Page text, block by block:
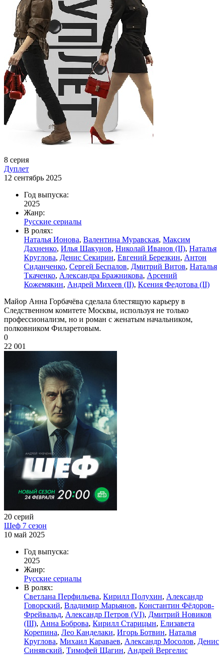
8 серия
Дуплет
12 сентябрь 2025
Год выпуска:
2025
Жанр:
Русские сериалы
В ролях:
Наталья Ионова, Валентина Муравская, Максим
Дахненко, Илья Шакунов, Николай Иванов (II), Наталья
Круглова, Денис Секирин, Евгений Березкин, Антон
Сиданченко, Сергей Беспалов, Дмитрий Витов, Наталья
Ткаченко, Александра Бражникова, Арсений
Кожемякин, Андрей Михеев (II), Ксения Федотова (II)
Майор Анна Горбачёва сделала блестящую карьеру в
Следственном комитете Москвы, используя не только
профессионализм, но и роман с женатым начальником,
полковником Филаретовым.
0
22 001
20 серий
Шеф 7 сезон
10 май 2025
Год выпуска:
2025
Жанр:
Русские сериалы
В ролях:
Светлана Перфильева, Кирилл Полухин, Александр
Говорский, Владимир Марьянов, Константин Фёдоров-
Фрейвальд, Александр Петров (VI), Дмитрий Новиков
(III), Анна Боброва, Кирилл Старицын, Елизавета
Корепина, Лео Канделаки, Игорь Ботвин, Наталья
Круглова, Михаил Караваев, Александр Мосолов, Денис
Синявский, Тимофей Щагин, Андрей Вергелис